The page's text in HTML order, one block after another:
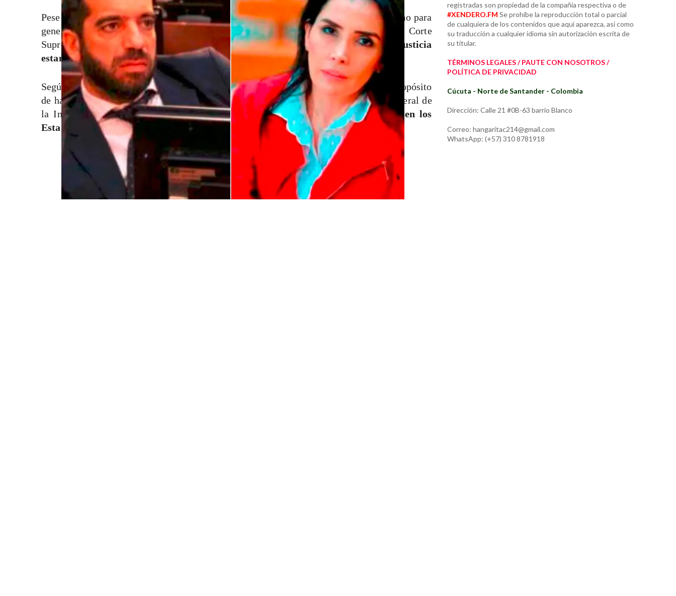
Pese a que los delitos por los que investigan a Char son lo suficientemente graves como para
generar varias reacciones judiciales, lo cierto es que la Sala de Instucción de la Corte
Suprema de Justiciaordenó su captura tras considerar que podía obstruir a la justicia
estando en libertad.
Según informó el alto tribunal, “la Sala libró orden de captura internacional con el propósito
de hacer efectiva la medida contra Arturo Char, y circular roja ante la Secretaría General de
la Interpol,debido a que actualmente el procesado fijó su lugar de residencia en los
Estados Unidos,
de donde tiene la respectiva nacionalidad”.
registradas son propiedad de la compañía respectiva o de
#XENDERO.FM Se prohíbe la reproducción total o parcial
de cualquiera de los contenidos que aquí aparezca, así como
su traducción a cualquier idioma sin autorización escrita de
su titular.
TÉRMINOS LEGALES / PAUTE CON NOSOTROS /
POLÍTICA DE PRIVACIDAD
Cúcuta - Norte de Santander - Colombia
Dirección: Calle 21 #0B-63 barrio Blanco
Correo: hangaritac214@gmail.com
WhatsApp: (+57) 310 8781918